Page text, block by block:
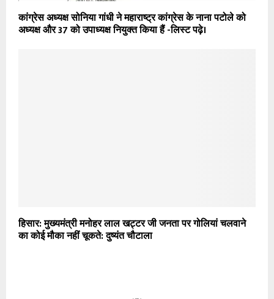
कांग्रेस अध्यक्ष सोनिया गांधी ने महाराष्ट्र कांग्रेस के नाना पटोले को
अध्यक्ष और 37 को उपाध्यक्ष नियुक्त किया हैं -लिस्ट पढ़े।
हिसार: मुख्यमंत्री मनोहर लाल खट्टर जी जनता पर गोलियां चलवाने
का कोई मौका नहीं चूकते: दुष्यंत चौटाला